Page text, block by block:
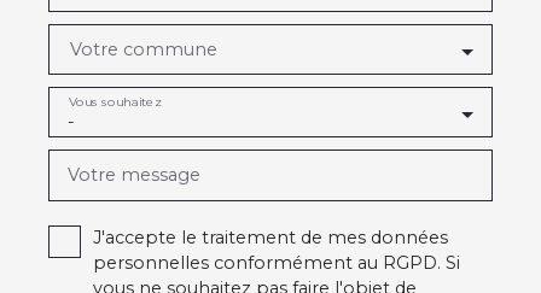
Votre commune
-
Vous souhaitez
Votre message
J'accepte le traitement de mes données
personnelles conformément au RGPD. Si
vous ne souhaitez pas faire l'objet de